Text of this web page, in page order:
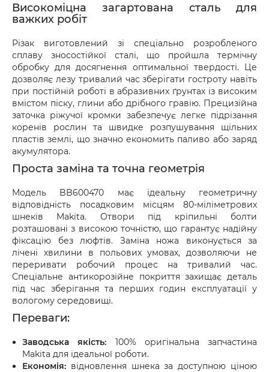
доставки.
Високоміцна загартована сталь для
важких робіт
Різак виготовлений зі спеціально розробленого
сплаву зносостійкої сталі, що пройшла термічну
обробку для досягнення оптимальної твердості. Це
дозволяє лезу тривалий час зберігати гостроту навіть
при постійній роботі в абразивних ґрунтах із високим
вмістом піску, глини або дрібного гравію. Прецизійна
заточка ріжучої кромки забезпечує легке підрізання
коренів рослин та швидке розпушування щільних
пластів землі, що значно економить паливо або заряд
акумулятора.
Проста заміна та точна геометрія
Модель BB600470 має ідеальну геометричну
відповідність посадковим місцям 80-міліметрових
шнеків Makita. Отвори під кріпильні болти
розташовані з високою точністю, що гарантує надійну
фіксацію без люфтів. Заміна ножа виконується за
лічені хвилини в польових умовах, дозволяючи не
переривати робочий процес на тривалий час.
Спеціальне антикорозійне покриття захищає деталь
під час зберігання та перших годин експлуатації у
вологому середовищі.
Переваги:
Заводська якість: 100% оригінальна запчастина
Makita для ідеальної роботи.
Економія: відновлення шнека за доступною ціною